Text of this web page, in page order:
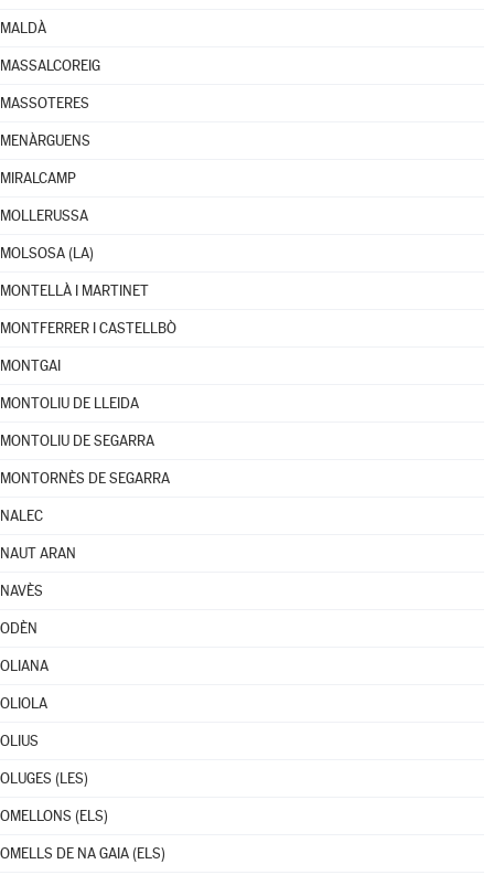
MALDÀ
MASSALCOREIG
MASSOTERES
MENÀRGUENS
MIRALCAMP
MOLLERUSSA
MOLSOSA (LA)
MONTELLÀ I MARTINET
MONTFERRER I CASTELLBÒ
MONTGAI
MONTOLIU DE LLEIDA
MONTOLIU DE SEGARRA
MONTORNÈS DE SEGARRA
NALEC
NAUT ARAN
NAVÈS
ODÈN
OLIANA
OLIOLA
OLIUS
OLUGES (LES)
OMELLONS (ELS)
OMELLS DE NA GAIA (ELS)